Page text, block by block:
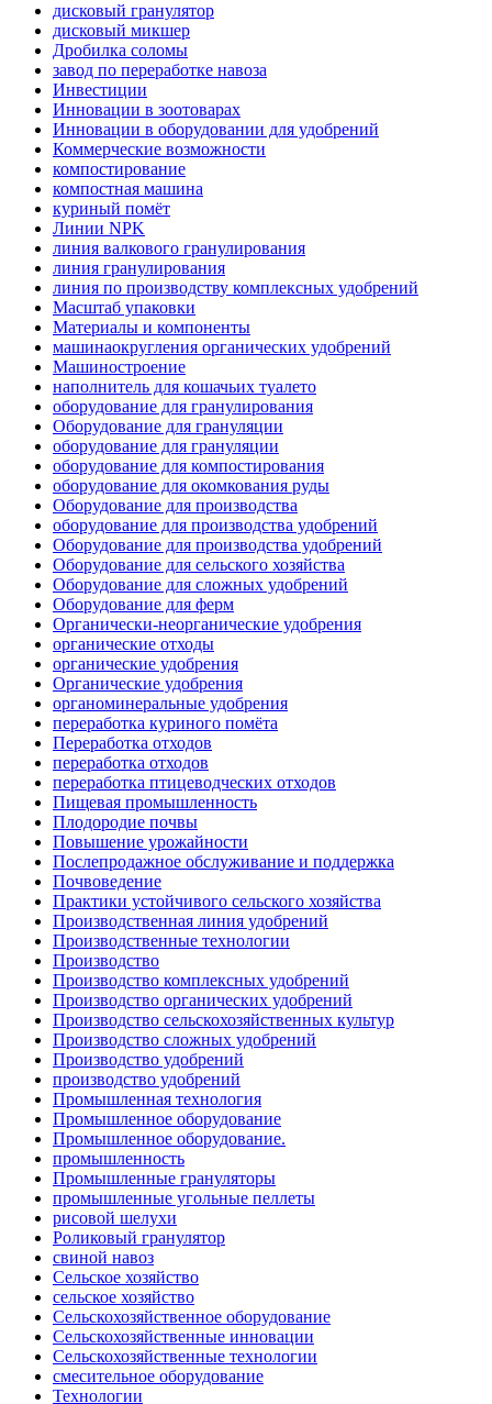
дисковый гранулятор
дисковый микшер
Дробилка соломы
завод по переработке навоза
Инвестиции
Инновации в зоотоварах
Инновации в оборудовании для удобрений
Коммерческие возможности
компостирование
компостная машина
куриный помёт
Линии NPK
линия валкового гранулирования
линия гранулирования
линия по производству комплексных удобрений
Масштаб упаковки
Материалы и компоненты
машинаокругления органических удобрений
Машиностроение
наполнитель для кошачьих туалето
оборудование для гранулирования
Оборудование для грануляции
оборудование для грануляции
оборудование для компостирования
оборудование для окомкования руды
Оборудование для производства
оборудование для производства удобрений
Оборудование для производства удобрений
Оборудование для сельского хозяйства
Оборудование для сложных удобрений
Оборудование для ферм
Органически-неорганические удобрения
органические отходы
органические удобрения
Органические удобрения
органоминеральные удобрения
переработка куриного помёта
Переработка отходов
переработка отходов
переработка птицеводческих отходов
Пищевая промышленность
Плодородие почвы
Повышение урожайности
Послепродажное обслуживание и поддержка
Почвоведение
Практики устойчивого сельского хозяйства
Производственная линия удобрений
Производственные технологии
Производство
Производство комплексных удобрений
Производство органических удобрений
Производство сельскохозяйственных культур
Производство сложных удобрений
Производство удобрений
производство удобрений
Промышленная технология
Промышленное оборудование
Промышленное оборудование.
промышленность
Промышленные грануляторы
промышленные угольные пеллеты
рисовой шелухи
Роликовый гранулятор
свиной навоз
Сельское хозяйство
сельское хозяйство
Сельскохозяйственное оборудование
Сельскохозяйственные инновации
Сельскохозяйственные технологии
смесительное оборудование
Технологии